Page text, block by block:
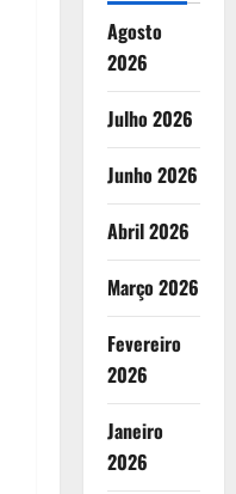
Agosto
2026
Julho 2026
Junho 2026
Abril 2026
Março 2026
Fevereiro
2026
Janeiro
2026